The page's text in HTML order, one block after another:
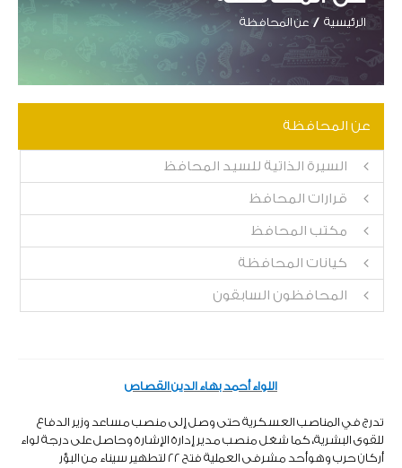
الرئيسية عن المحافظة
عن المحافظة
السيرة الذاتية للسيد المحافظ
قرارات المحافظ
مكتب المحافظ
كيانات المحافظة
المحافظون السابقون
اللواء أحمد بهاء الدين القصاص
تدرج في المناصب العسكرية حتى وصل إلى منصب مساعد وزير الدفاع
للقوى البشرية، كما شغل منصب مدير إدارة الإشارة وحاصل على درجة لواء
أركان حرب وهوأحد مشرفى العملية فتح 22 لتطهير سيناء من البؤر